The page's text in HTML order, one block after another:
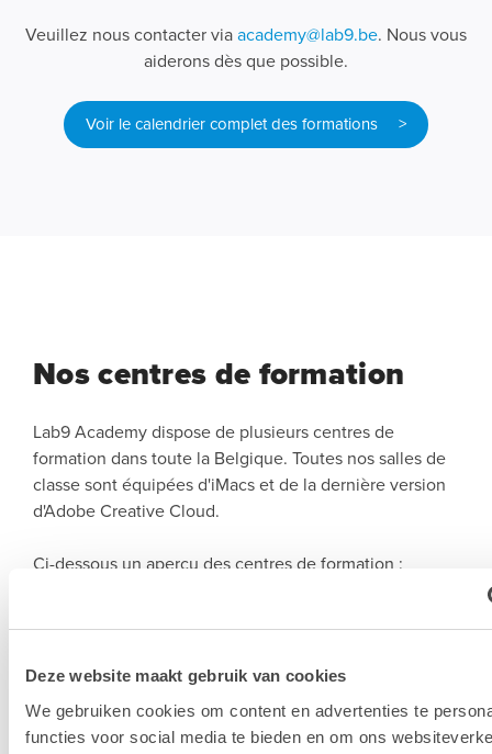
Deze website maakt gebruik van cookies
We gebruiken cookies om content en advertenties te
functies voor social media te bieden en om ons
Veuillez nous contacter viaacademy@lab9.be. Nous vous
aiderons dès que possible.
Voir le calendrier complet des formations >
Nos centres de formation
Lab9 Academy dispose de plusieurs centres de
formation dans toute la Belgique. Toutes nos salles de
classe sont équipées d'iMacs et de la dernière version
d'Adobe Creative Cloud.
Ci-dessous un aperçu des centres de formation :
Salles de cours dans les magasins Lab9 à Bruxelles,